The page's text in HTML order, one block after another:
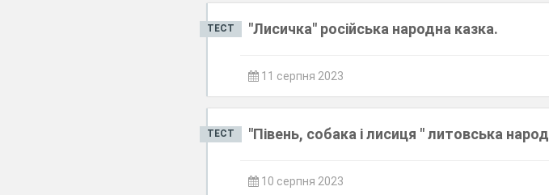
ТЕСТ "Лисичка" російська народна казка.
11 серпня 2023
ТЕСТ "Півень, собака і лисиця " литовська
10 серпня 2023